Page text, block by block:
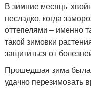
В зимние месяцы
несладко, когда
оттепелями – именно
такой зимовки
защититься от
Прошедшая зима была
удачно перезимовать